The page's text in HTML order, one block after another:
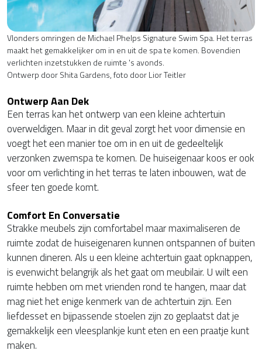
Vlonders omringen de Michael Phelps Signature Swim Spa. Het terras
maakt het gemakkelijker om in en uit de spa te komen. Bovendien
verlichten inzetstukken de ruimte 's avonds.
Ontwerp door Shita Gardens, foto door Lior Teitler
Ontwerp Aan Dek
Een terras kan het ontwerp van een kleine achtertuin
overweldigen. Maar in dit geval zorgt het voor dimensie en
voegt het een manier toe om in en uit de gedeeltelijk
verzonken zwemspa te komen. De huiseigenaar koos er ook
voor om verlichting in het terras te laten inbouwen, wat de
sfeer ten goede komt.
Comfort En Conversatie
Strakke meubels zijn comfortabel maar maximaliseren de
ruimte zodat de huiseigenaren kunnen ontspannen of buiten
kunnen dineren. Als u een kleine achtertuin gaat opknappen,
is evenwicht belangrijk als het gaat om meubilair. U wilt een
ruimte hebben om met vrienden rond te hangen, maar dat
mag niet het enige kenmerk van de achtertuin zijn. Een
liefdesset en bijpassende stoelen zijn zo geplaatst dat je
gemakkelijk een vleesplankje kunt eten en een praatje kunt
maken.